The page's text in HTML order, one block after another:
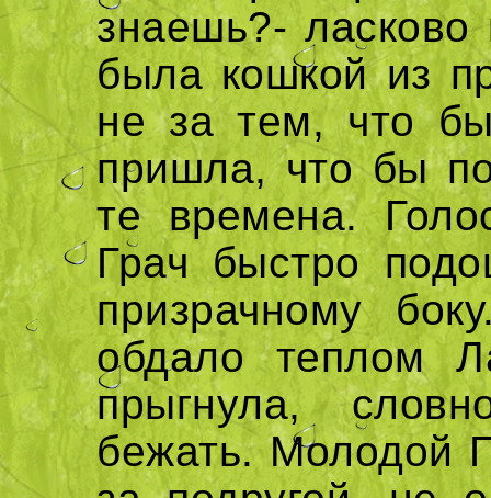
знаешь?- ласково
была кошкой из
не за тем, что
пришла, что бы
те времена.
Грач быстро
призрачному
обдало теплом
прыгнула,
бежать. Молодой